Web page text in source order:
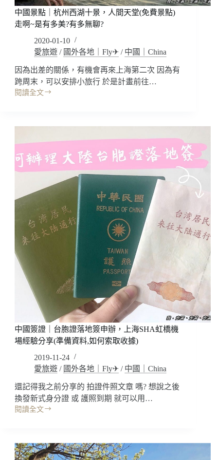
秘
石
窟
(靈
隱
寺)
濟
奇!
中國景點｜杭州西湖十景，人間天堂(免費景點)
走啊~是有多美?有多無聊?
2020-01-10
愛旅遊 / 國外各地｜Fly✈ / 中國｜China
因為出差的關係，有機會再來上海第二次 因為有
跨周末，可以安排小旅行 於是計畫前往…
閱讀全文
中
點
州
西
景，
人
(免
費
有
多
無
聊?
中國簽證｜台胞證落地簽申辦，上海SHA虹橋機
場經驗分享(準備資料,如何索取收據)
2019-11-24
愛旅遊 / 國外各地｜Fly✈ / 中國｜China
還記得我之前分享的 拍證件照文章 嗎? 想說之後
換發新式身分證 或 護照到期 就可以用…
閱讀全文
中
證
｜